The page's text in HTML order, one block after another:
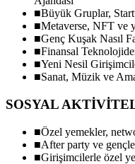
■Büyük Gruplar,
■Metaverse, NFT ve
■Genç Kuşak Nasıl
■Finansal
■Yeni Nesil
■Sanat, Müzik ve
SOSYAL
■Özel yemekler,
■After party ve
■Girişimcilerle özel